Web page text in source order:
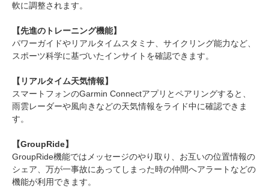
軟に調整されます。
【先進のトレーニング機能】
パワーガイドやリアルタイムスタミナ、サイクリング能力など、
スポーツ科学に基づいたインサイトを確認できます。
【リアルタイム天気情報】
スマートフォンのGarmin Connectアプリとペアリングすると、
雨雲レーダーや風向きなどの天気情報をライド中に確認できま
す。
【GroupRide】
GroupRide機能ではメッセージのやり取り、お互いの位置情報の
シェア、万が一事故にあってしまった時の仲間へアラートなどの
機能が利用できます。